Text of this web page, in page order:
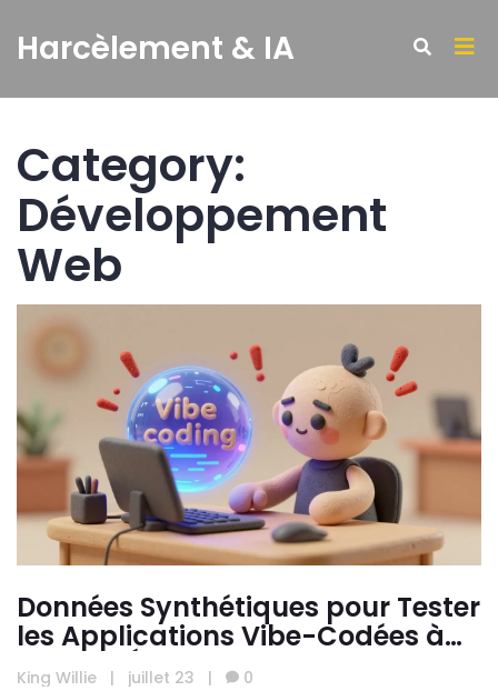
Harcèlement & IA
Category:
Développement
Web
Données Synthétiques pour Tester
les Applications Vibe-Codées à
Grande Échelle
King Willie | juillet 23 | 0